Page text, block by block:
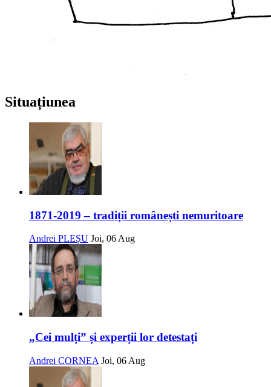
Situațiunea
1871-2019 – tradiții românești nemuritoare
Andrei PLEȘU Joi, 06 Aug
„Cei mulți” și experții lor detestați
Andrei CORNEA Joi, 06 Aug